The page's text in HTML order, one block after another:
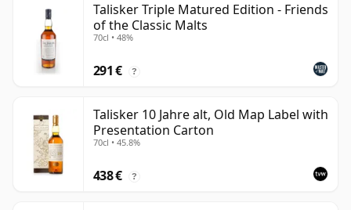
Talisker Triple Matured Edition - Friends
of the Classic Malts
70cl • 48%
291 € ?
Talisker 10 Jahre alt, Old Map Label with
Presentation Carton
70cl • 45.8%
438 € ?